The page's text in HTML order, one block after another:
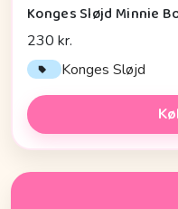
230 kr.
Konges Sløjd